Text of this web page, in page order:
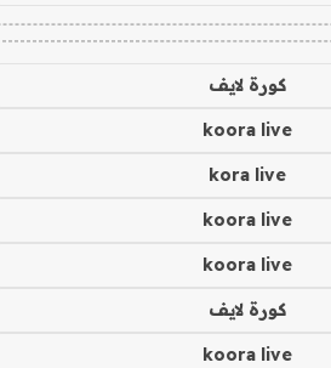
كورة لايف
koora live
kora live
koora live
koora live
كورة لايف
koora live